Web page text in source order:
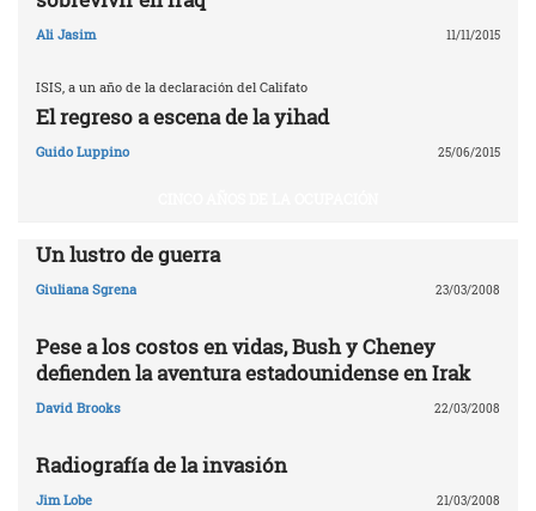
Ali Jasim 11/11/2015
ISIS, a un año de la declaración del Califato
El regreso a escena de la yihad
Guido Luppino 25/06/2015
Un lustro de guerra
Giuliana Sgrena 23/03/2008
Pese a los costos en vidas, Bush y Cheney
defienden la aventura estadounidense en Irak
David Brooks 22/03/2008
Radiografía de la invasión
Jim Lobe 21/03/2008